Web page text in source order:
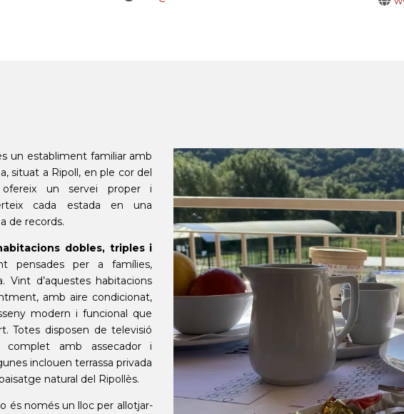
un establiment familiar amb
situat a Ripoll, en ple cor del
un servei proper i
cada estada en una
de records.
dobles, triples i
pensades per a famílies,
Vint d’aquestes habitacions
amb aire condicionat,
modern i funcional que
Totes disposen de televisió
complet amb assecador i
inclouen terrassa privada
natural del Ripollès.
és només un lloc per allotjar-